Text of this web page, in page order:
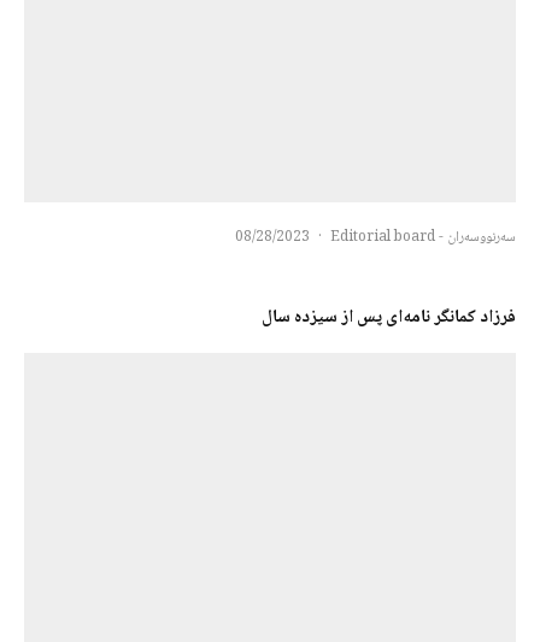
سەرنووسەران - Editorial board ·
08/28/2023
فرزاد کمانگر نامەای پس از سیزده سال